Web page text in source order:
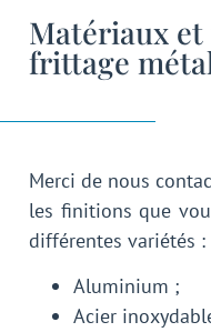
Matériaux
frittage
Merci de nous
les finitions que
différentes variétés :
Aluminium ;
Acier